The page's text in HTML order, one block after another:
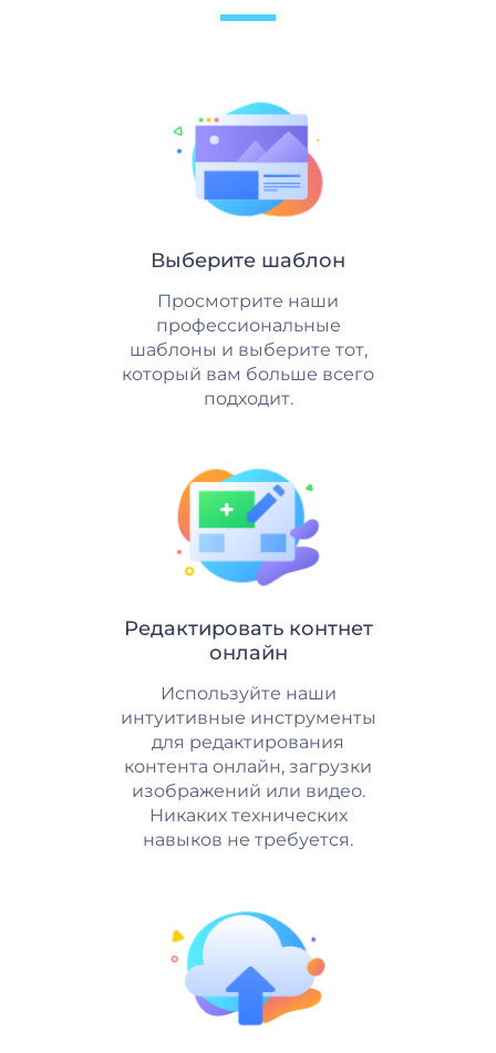
Выберите шаблон
Просмотрите наши
профессиональные
шаблоны и выберите тот,
который вам больше всего
подходит.
Редактировать контнет
онлайн
Используйте наши
интуитивные инструменты
для редактирования
контента онлайн, загрузки
изображений или видео.
Никаких технических
навыков не требуется.